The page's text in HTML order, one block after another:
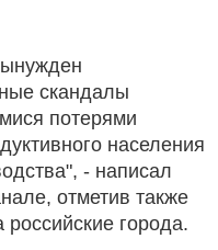
скандалы
потерями
населения
- написал
отметив также
российские города.